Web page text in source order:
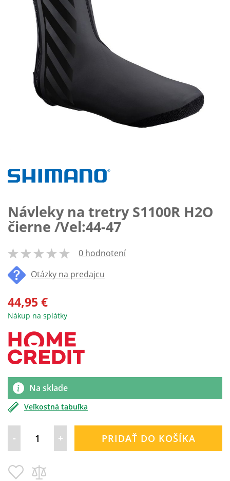
Návleky na tretry S1100R H2O
čierne /Vel:44-47
% of100
0 hodnotení
Otázky na predajcu
44,95 €
Nákup na splátky
Na sklade
Veľkostná tabuľka
- + PRIDAŤ DO KOŠÍKA
Pridať
do
začiatok
galérie